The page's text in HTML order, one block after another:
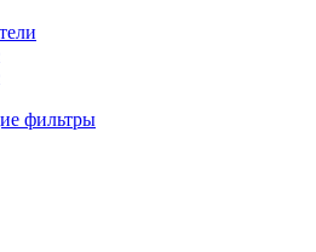
фильтры